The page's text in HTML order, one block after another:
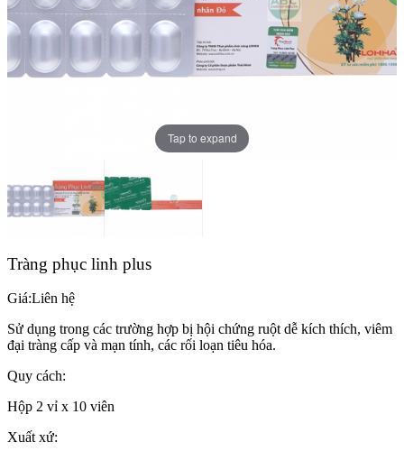
Tap to expand
Tràng phục linh plus
Giá:Liên hệ
Sử dụng trong các trường hợp bị hội chứng ruột dễ kích thích, viêm
đại tràng cấp và mạn tính, các rối loạn tiêu hóa.
Quy cách:
Hộp 2 vỉ x 10 viên
Xuất xứ: